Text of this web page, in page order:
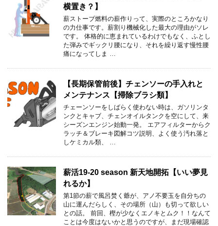
横置き？】
薪ストーブ燃料の薪作りって、実際のところかなり
の力仕事です。薪割り機械化した最大の理由がソレ
です。 体格的に恵まれているわけでもなく、ふとし
た弾みでギックリ腰になり、それを繰り返す慢性腰
痛になってしま …
【長期保管前後】チェンソーの手入れと
メンテナンス【掃除ブラシ類】
チェーンソーをしばらく使わない時は、ガソリンタ
ンクとキャブ、チェンオイルタンクを空にして、来
シーズンエンジン始動一発。 エアフィルターからク
ラッチ＆ブレーキ図解コツ説明、よく使う汚れ落と
しケミカル類、 …
薪活19-20 season 新天地開拓【いい夢見
れるか】
第1節の薪で風呂焚く爺が、アノ不要玉を自分ちの
山に運んだらしく、その場所（山）も切って欲しい
との話。 前回、樫が少なくエノキとムク！！なんて
ことは今度はないかと思うのですが、まだ現場確認